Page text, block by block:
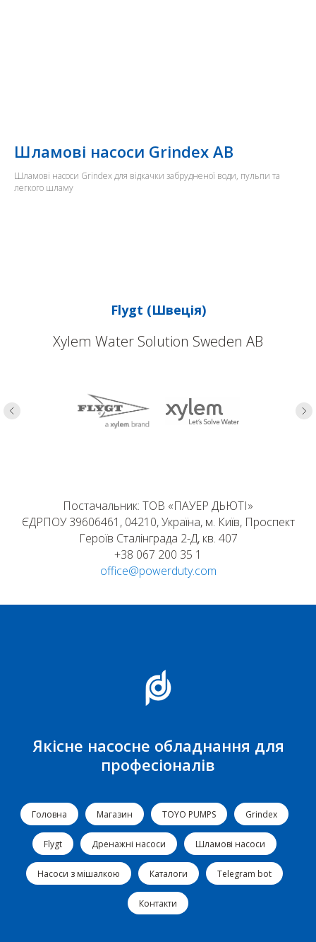
Шламові насоси Grindex AB
Шламові насоси Grindex для відкачки забрудненої води, пульпи та
легкого шламу
Flygt (Швеція)
Xylem Water Solution Sweden AB
Постачальник: ТОВ «ПАУЕР ДЬЮТІ»
ЄДРПОУ 39606461, 04210, Україна, м. Київ, Проспект
Героїв Сталінграда 2-Д, кв. 407
+38 067 200 35 1
office@powerduty.com
Якісне насосне обладнання для
професіоналів
Головна Магазин TOYO PUMPS Grindex
Flygt Дренажні насоси Шламові насоси
Насоси з мішалкою Каталоги Telegram bot
Контакти